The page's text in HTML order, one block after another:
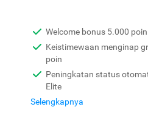
Welcome bonus 5.000 poin
Keistimewaan menginap
poin
Peningkatan status
Elite
Selengkapnya